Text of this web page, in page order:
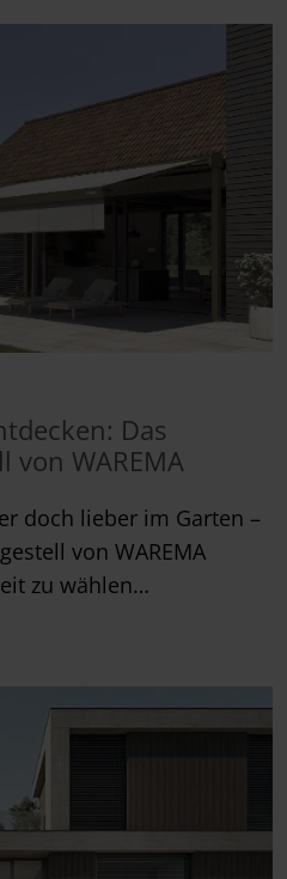
Das
von WAREMA
doch lieber im Garten –
von WAREMA
zu wählen…